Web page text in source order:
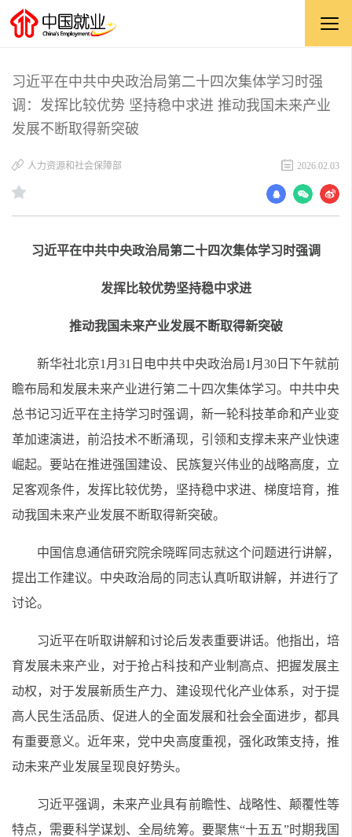
习近平在中共中央政治局第二十四次集体学习时强
调：发挥比较优势 坚持稳中求进 推动我国未来产业
发展不断取得新突破
人力资源和社会保障部 2026.02.03
习近平在中共中央政治局第二十四次集体学习时强调
发挥比较优势坚持稳中求进
推动我国未来产业发展不断取得新突破
新华社北京1月31日电中共中央政治局1月30日下午就前
瞻布局和发展未来产业进行第二十四次集体学习。中共中央
总书记习近平在主持学习时强调，新一轮科技革命和产业变
革加速演进，前沿技术不断涌现，引领和支撑未来产业快速
崛起。要站在推进强国建设、民族复兴伟业的战略高度，立
足客观条件，发挥比较优势，坚持稳中求进、梯度培育，推
动我国未来产业发展不断取得新突破。
中国信息通信研究院余晓晖同志就这个问题进行讲解，
提出工作建议。中央政治局的同志认真听取讲解，并进行了
讨论。
习近平在听取讲解和讨论后发表重要讲话。他指出，培
育发展未来产业，对于抢占科技和产业制高点、把握发展主
动权，对于发展新质生产力、建设现代化产业体系，对于提
高人民生活品质、促进人的全面发展和社会全面进步，都具
有重要意义。近年来，党中央高度重视，强化政策支持，推
动未来产业发展呈现良好势头。
习近平强调，未来产业具有前瞻性、战略性、颠覆性等
特点，需要科学谋划、全局统筹。要聚焦“十五五”时期我国